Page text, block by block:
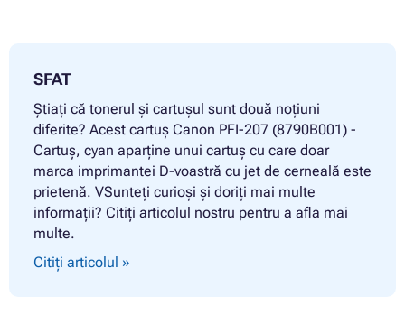
SFAT
Știați că tonerul și cartușul sunt două noțiuni
diferite? Acest cartuș Canon PFI-207 (8790B001) -
Cartuș, cyan aparține unui cartuș cu care doar
marca imprimantei D-voastră cu jet de cerneală este
prietenă. VSunteți curioși și doriți mai multe
informații? Citiți articolul nostru pentru a afla mai
multe.
Citiți articolul »